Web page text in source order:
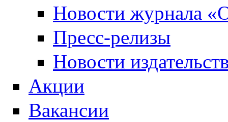
Новости журнала
Пресс-релизы
Новости
Акции
Вакансии